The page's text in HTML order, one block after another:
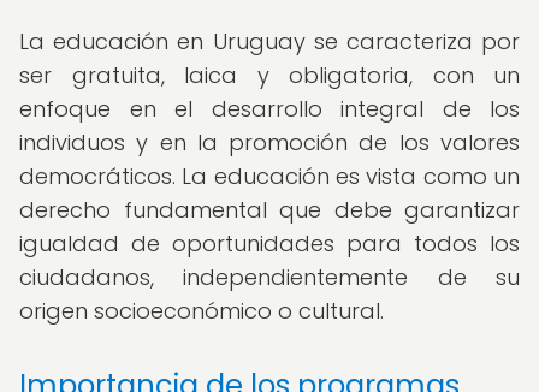
La educación en Uruguay se caracteriza por
ser gratuita, laica y obligatoria, con un
enfoque en el desarrollo integral de los
individuos y en la promoción de los valores
democráticos. La educación es vista como un
derecho fundamental que debe garantizar
igualdad de oportunidades para todos los
ciudadanos, independientemente de su
origen socioeconómico o cultural.